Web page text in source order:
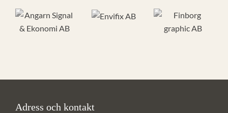
Adress och kontakt